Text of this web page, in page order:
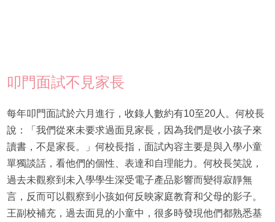
叩門面試不見家長
每年叩門面試於六月進行，收錄人數約有10至20人。何校長
說：「我們從來未要求過面見家長，因為我們是收小孩子來
讀書，不是家長。」何校長指，面試內容主要是與入學小童
單獨談話，看他們的個性、表達和自理能力。何校長笑說，
過去未觀察到未入學學生深受電子產品影響而變得寂靜無
言，反而可以觀察到小孩如何反映家庭教育和父母的影子。
王副校補充，過去面見的小童中，很多時發現他們都熟悉基